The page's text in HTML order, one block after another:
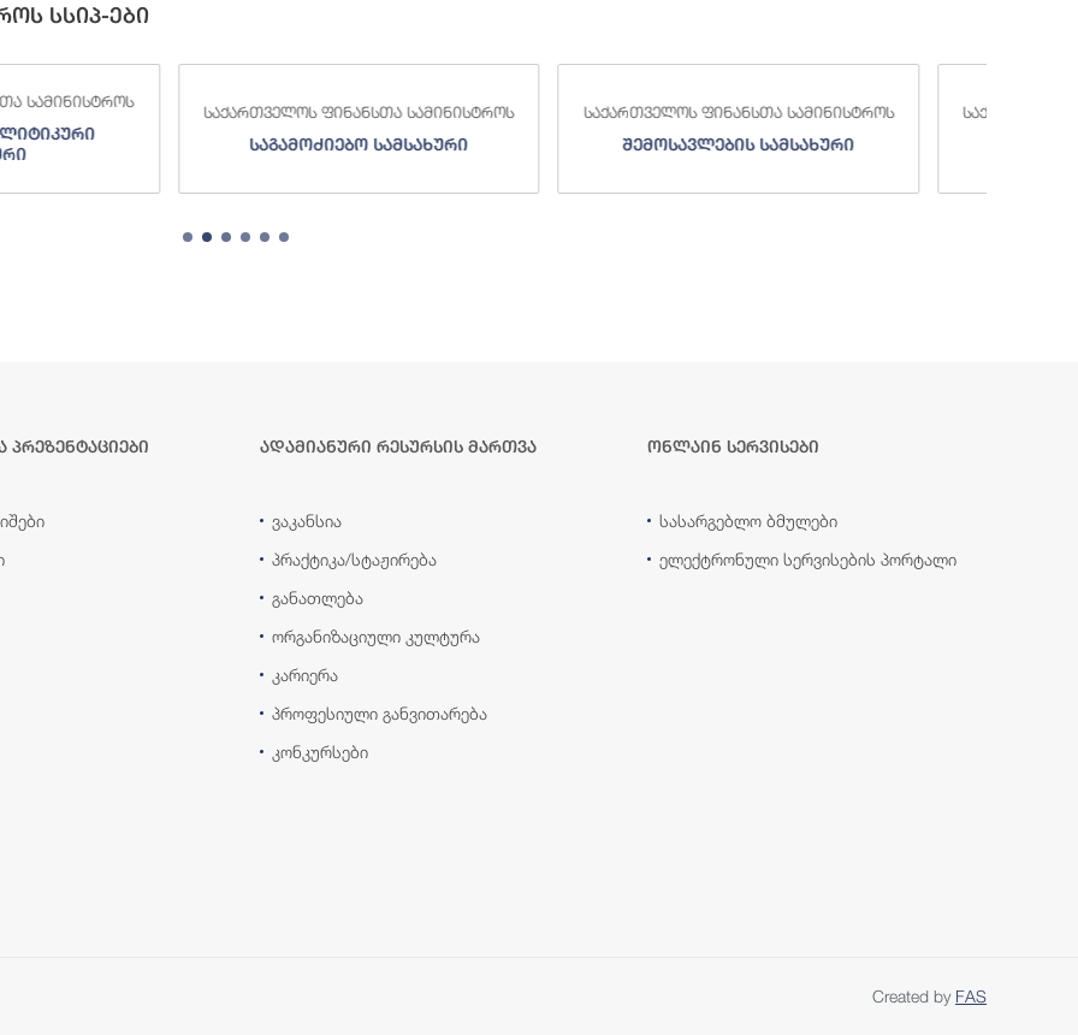
სსიპ-ები
სამინისტროს
სამსახური
საქართველოს ფინანსთა სამინისტროს
შემოსავლების სამსახური
საქართველოს ფინანსთა სამინისტროს
სახელმწიფო ხაზინა
პრეზენტაციები ადამიანური რესურსის მართვა
ვაკანსია
პრაქტიკა/სტაჟირება
განათლება
ორგანიზაციული კულტურა
კარიერა
პროფესიული განვითარება
კონკურსები
ონლაინ სერვისები
სასარგებლო ბმულები
ელექტრონული სერვისების პორტალი
Created by FAS